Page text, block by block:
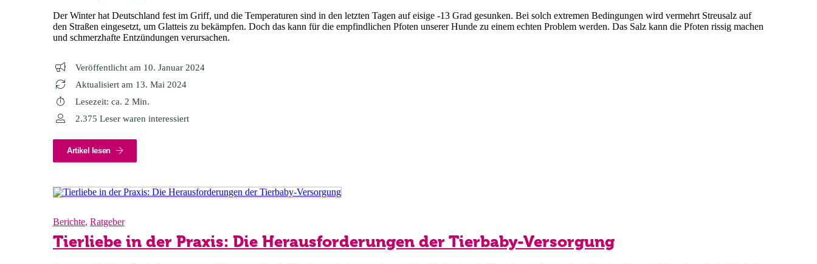
Der Winter hat Deutschland fest im Griff, und die Temperaturen sind in den letzten Tagen auf eisige -13 Grad gesunken. Bei solch extremen Bedingungen wird vermehrt Streusalz auf
den Straßen eingesetzt, um Glatteis zu bekämpfen. Doch das kann für die empfindlichen Pfoten unserer Hunde zu einem echten Problem werden. Das Salz kann die Pfoten rissig machen
und schmerzhafte Entzündungen verursachen.
Veröffentlicht am 10. Januar 2024
Aktualisiert am 13. Mai 2024
Lesezeit: ca. 2 Min.
2.375 Leser waren interessiert
Artikel lesen
Berichte, Ratgeber
Tierliebe in der Praxis: Die Herausforderungen der Tierbaby-Versorgung
Ihre Adressen
Ihre Kontodetails